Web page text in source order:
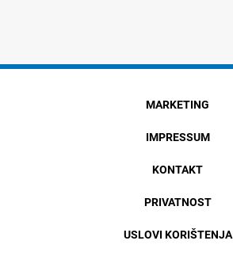
MARKETING
IMPRESSUM
KONTAKT
PRIVATNOST
USLOVI KORIŠTENJA